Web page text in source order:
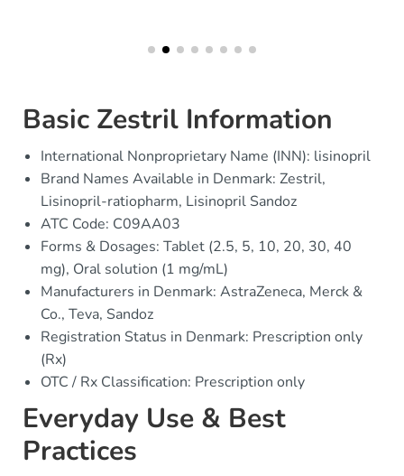
Basic Zestril Information
International Nonproprietary Name (INN): lisinopril
Brand Names Available in Denmark: Zestril,
Lisinopril-ratiopharm, Lisinopril Sandoz
ATC Code: C09AA03
Forms & Dosages: Tablet (2.5, 5, 10, 20, 30, 40
mg), Oral solution (1 mg/mL)
Manufacturers in Denmark: AstraZeneca, Merck &
Co., Teva, Sandoz
Registration Status in Denmark: Prescription only
(Rx)
OTC / Rx Classification: Prescription only
Everyday Use & Best
Practices